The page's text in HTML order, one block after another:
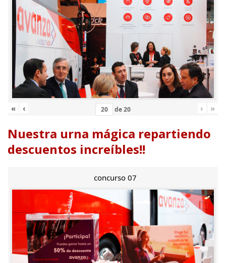
« ‹ de20 › »
Nuestra urna mágica repartiendo
descuentos increíbles!!
concurso 07